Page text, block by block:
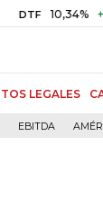
10,34% +0,10%
LEGALES
EBITDA